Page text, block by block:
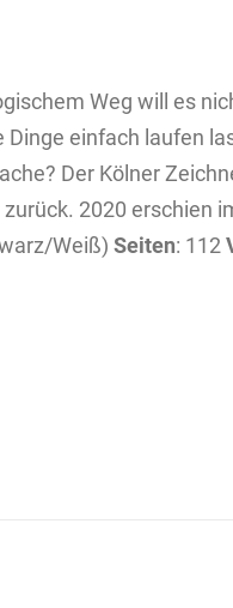
Weg will es
einfach laufen
Der Kölner
2020 erschien
Weiß) Seiten: 112